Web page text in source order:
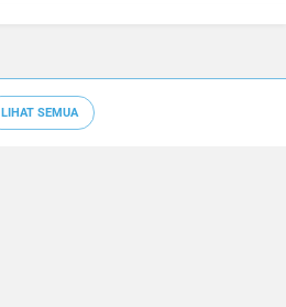
LIHAT SEMUA